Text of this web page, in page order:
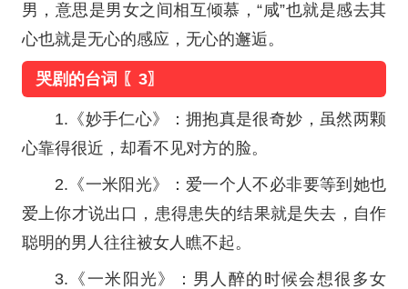
男，意思是男女之间相互倾慕，“咸”也就是感去其
心也就是无心的感应，无心的邂逅。
哭剧的台词 〖3〗
1.《妙手仁心》：拥抱真是很奇妙，虽然两颗
心靠得很近，却看不见对方的脸。
2.《一米阳光》：爱一个人不必非要等到她也
爱上你才说出口，患得患失的结果就是失去，自作
聪明的男人往往被女人瞧不起。
3.《一米阳光》：男人醉的时候会想很多女